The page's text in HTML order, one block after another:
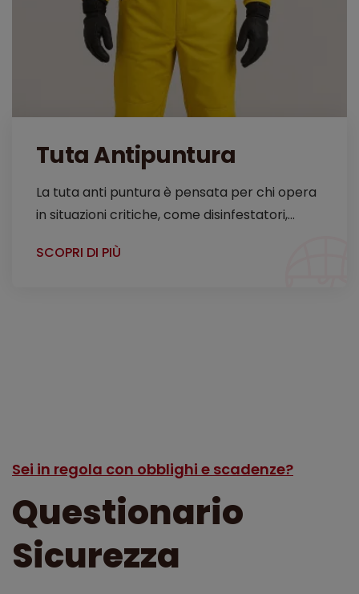
Tuta Antipuntura
La tuta anti puntura è pensata per chi opera
in situazioni critiche, come disinfestatori,...
SCOPRI DI PIÙ
Sei in regola con obblighi e scadenze?
Questionario
Sicurezza